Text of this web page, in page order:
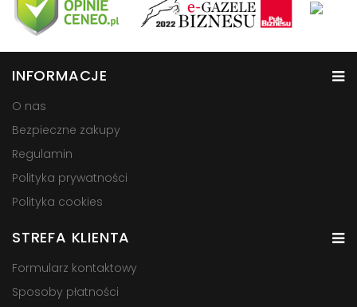
INFORMACJE
O nas
Bezpieczne zakupy
Regulamin
Polityka prywatności
Polityka cookies
STREFA KLIENTA
Formularz kontaktowy
Sposoby płatności